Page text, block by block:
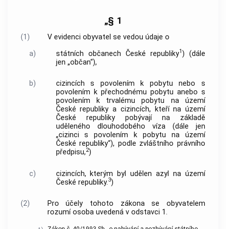
„§ 1
(1)
V evidenci obyvatel se vedou údaje o
a)
státních občanech České republiky1) (dále
jen „občan“),
b)
cizincích s povolením k pobytu nebo s
povolením k přechodnému pobytu anebo s
povolením k trvalému pobytu na území
České republiky a cizincích, kteří na území
České republiky pobývají na základě
uděleného dlouhodobého víza (dále jen
„cizinci s povolením k pobytu na území
České republiky“), podle zvláštního právního
předpisu,2)
c)
cizincích, kterým byl udělen azyl na území
České republiky.3)
(2)
Pro účely tohoto zákona se obyvatelem
rozumí osoba uvedená v odstavci 1.